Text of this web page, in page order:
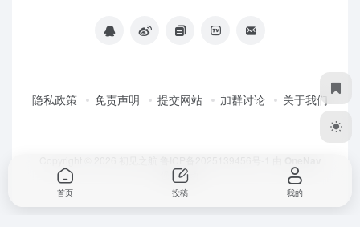
隐私政策 免责声明 提交网站 加群讨论 关于我们
强力驱动
首页 投稿 我的